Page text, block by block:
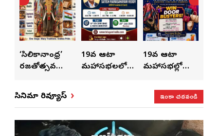
‘సిలికానాంధ్ర’
రజతోత్సవ
కుంభ హారతి
ప్రత్యేకం
19వ ఆటా
మహాసభలలో
19వ ఆటా
మహాసభల్లో
ప్రత్యేకంగా
‘ఉమెన్స్ ఫోరమ్’
సినిమా రివ్యూస్ ఇంకా చదవండి